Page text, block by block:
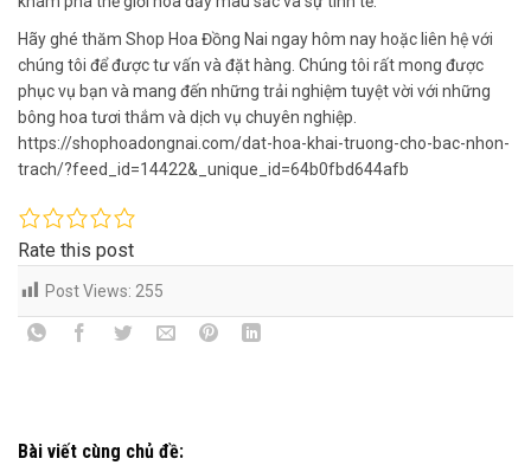
Hãy ghé thăm Shop Hoa Đồng Nai ngay hôm nay hoặc liên hệ với
chúng tôi để được tư vấn và đặt hàng. Chúng tôi rất mong được
phục vụ bạn và mang đến những trải nghiệm tuyệt vời với những
bông hoa tươi thắm và dịch vụ chuyên nghiệp.
https://shophoadongnai.com/dat-hoa-khai-truong-cho-bac-nhon-
trach/?feed_id=14422&_unique_id=64b0fbd644afb
Rate this post
Post Views: 255
Bài viết cùng chủ đề: